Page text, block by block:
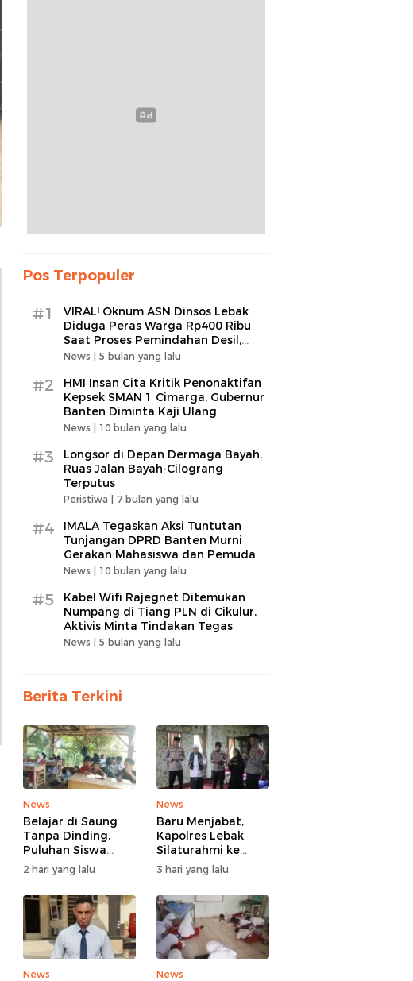
Pos Terpopuler
#1
VIRAL! Oknum ASN Dinsos Lebak
Diduga Peras Warga Rp400 Ribu
Saat Proses Pemindahan Desil,
Kades Minta Dipecat
News | 5 bulan yang lalu
#2
HMI Insan Cita Kritik Penonaktifan
Kepsek SMAN 1 Cimarga, Gubernur
Banten Diminta Kaji Ulang
News | 10 bulan yang lalu
#3
Longsor di Depan Dermaga Bayah,
Ruas Jalan Bayah-Cilograng
Terputus
Peristiwa | 7 bulan yang lalu
#4
IMALA Tegaskan Aksi Tuntutan
Tunjangan DPRD Banten Murni
Gerakan Mahasiswa dan Pemuda
News | 10 bulan yang lalu
#5
Kabel Wifi Rajegnet Ditemukan
Numpang di Tiang PLN di Cikulur,
Aktivis Minta Tindakan Tegas
News | 5 bulan yang lalu
Berita Terkini
News
Belajar di Saung
Tanpa Dinding,
Puluhan Siswa
MDTA Sindangratu
Panggarangan
Bertahan Tanpa
Rehab
2 hari yang lalu
News
Baru Menjabat,
Kapolres Lebak
Silaturahmi ke
Ulama Sepuh
Rangkasbitung
3 hari yang lalu
News News